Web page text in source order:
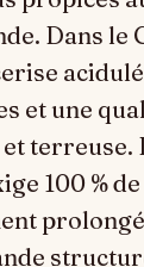
Dans le
et une
terreuse.
100 %